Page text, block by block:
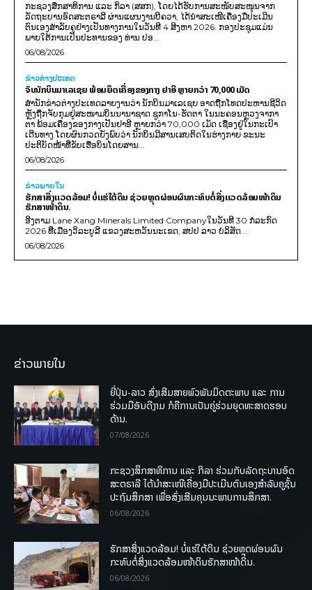
ກະຊວງສຶກສາທິການ ແລະ ກິລາ (ສສກ), ໂດຍໄດ້ຮັບການສະໜັບສະໜູນຈາກ
ລັດຖະບານອົດສະຕຣາລີ ຜ່ານແຜນງານບີຄວາ, ໄດ້ນຳສະເໜີເຄື່ອງມືປະເມີນ
ຕົນເອງສຳລັບຄູຢ່າງເປັນທາງການໃນວັນທີ 4 ສິງຫາ 2026. ກອງປະຊຸມແມ່ນ
ພາຍໃຕ້ການເປັນປະທານຂອງ ທ່ານ ປອ...
06/08/2026
ຂ່າວຕ່າງປະເທດ
ຈັບນັກບິນມາເລເຊຍ ພ້ອມຍຶດເຄື່ອງຂອງກາງ ຢາອີ ຫຼາຍກວ່າ 70,000 ເມັດ
ສຳນັກຂ່າວຕ່າງປະເທດລາຍງານວ່າ ນັກບິນມາເລເຊຍ ອາດຖືກໂທດປະຫານຊີວິດ
ຫຼັງຖືກຈັບກຸມຢູ່ສະໜາມບິນນານາຊາດ ຊູກາໂນ-ຮັດຕາ ໃນນະຄອນຫຼວງຈາກາ
ຕາ ພ້ອມເຄື່ອງຂອງກາງເປັນຢາອີ ຫຼາຍກວ່າ 70,000 ເມັດ ເຊື່ອງຢູ່ໃນກະເປົາ
ເດີນທາງ ໂດຍຜົນກວດຍັງພົບວ່າ ນັກບິນມີສານເສບຕິດໃນຮ່າງກາຍ ຂະນະ
ປະຕິບັດໜ້າທີ່ຂັບເຮືອບິນໂດຍສານ...
06/08/2026
ຂ່າວພາຍ​ໃນ
ຮັກສາສິ່ງແວດລ້ອມ! ບໍ່ແຮ່ໃຕ້ດິນ ຊ່ວຍຫຼຸດຜ່ອນຜົນກະທົບຕໍ່ສິ່ງແວດລ້ອມໜ້າດິນ
ຮັກສາໜ້າດິນ.
ອີງຕາມ Lane Xang Minerals Limited Companyໃນວັນທີ 30 ກໍລະກົດ
2026 ທີ່ເມືອງວິລະບູລີ ແຂວງສະຫວັນນະເຂດ, ສປປ ລາວ ບໍລິສັດ...
06/08/2026
ຂ່າວພາຍໃນ
ຍີ່ປຸ່ນ-ລາວ ສົ່ງເສີມສາຍພົວພັນມິດຕະພາບ ແລະ ການ
ຮ່ວມມືອັນດີງາມ ກໍຄືການເປັນຄູ່ຮ່ວມຍຸດທະສາດຮອບ
ດ້ານ.
07/08/2026
ກະຊວງສຶກສາທິການ ແລະ ກິລາ ຮ່ວມກັບລັດຖະບານອົດ
ສະຕຣາລີ ໄດ້ນຳສະເໜີເຄື່ອງມືປະເມີນຕົນເອງສຳລັບຄູຊັ້ນ
ປະຖົມສຶກສາ ເພື່ອສົ່ງເສີມຄຸນນະພາບການສຶກສາ.
06/08/2026
ຮັກສາສິ່ງແວດລ້ອມ! ບໍ່ແຮ່ໃຕ້ດິນ ຊ່ວຍຫຼຸດຜ່ອນຜົນ
ກະທົບຕໍ່ສິ່ງແວດລ້ອມໜ້າດິນຮັກສາໜ້າດິນ.
06/08/2026